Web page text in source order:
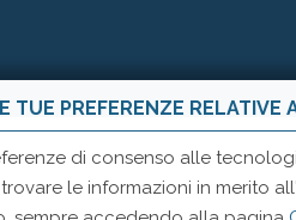
TUE PREFERENZE RELATIVE
di consenso alle
le informazioni in merito